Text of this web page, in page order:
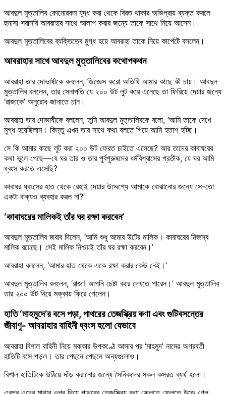
আবদুল মুত্তালিব কোনোরকম যুদ্ধ করা থেকে বিরত থাকার অভিপ্রায় ব্যক্ত করলে
হুনাসা সরাসরি আবরাহার সাথে আলাপ করার জন্যে তাকে সাথে নিয়ে আসেন।
আবদুল মুত্তালিবের ব্যক্তিত্বে মুগ্ধ হয়ে আবরাহা তাকে নিয়ে কার্পেটে বসলেন।
আবরাহার সাথে আবদুল মুত্তালিবের কথোপকথন
আবরাহা তার দোভাষীকে বললেন, জিজ্ঞেস করো অতিথি আমার কাছে কী চায়। আবদুল
মুত্তালিব বললেন, তার সেনাপতি যে ২০০ উট লুট করে এনেছে তা ফিরিয়ে দেয়ার জন্যে
‘রাজাকে’ অনুরোধ জানাতে চান।
আবরাহা তার দোভাষীকে বললেন, তুমি আবদুল মুত্তালিবকে বলো, ‘আমি তাকে দেখে
মুগ্ধ হয়েছিলাম। কিন্তু এখন তার সাথে কথা বলতে গিয়ে আমি হতাশ হচ্ছি।
সে কি আমার কাছে লুট করা ২০০ উট ফেরত চাইতে এসেছে? আর তাদের কাবাঘরের
কথা ভুলে গেছে—যে ঘর তার ও তার পূর্বপুরুষদের ধর্মবিশ্বাসের প্রতীক, যে ঘর আমি
ধ্বংস করতে এসেছি?
কাবাঘর ধ্বংসের হাত থেকে রেহাই দেয়ার উদ্দেশ্যে আমাকে বোঝানোর জন্যে সে-তো
একটা বাক্যও ব্যবহার করল না?’
‘কাবাঘরের মালিকই তাঁর ঘর রক্ষা করবেন’
আবদুল মুত্তালিব জবাব দিলেন, ‘আমি শুধু আমার উটের মালিক। কাবাঘরের নিজস্ব
মালিক রয়েছে। সেই মালিক নিশ্চয়ই তাঁর ঘর রক্ষা করবেন।’
আবরাহা বললেন, ‘আমার হাত থেকে একে রক্ষা করার কেউ নেই।’
আবদুল মুত্তালিব বললেন, ‘রাজা! আপনি চেষ্টা করে দেখতে পারেন।’ আবদুল মুত্তালিব
তার ২০০ উট নিয়ে মক্কায় ফিরে গেলেন।
হাতি ‘মাহমুদে’র বসে পড়া, পাথরের তেজস্ক্রিয় কণা এবং গুটিবসন্তের
জীবাণু- আবরাহার বাহিনী ধ্বংস হলো যেভাবে
আবরাহা বিশাল বাহিনী নিয়ে মক্কার উপকণ্ঠে আসার পর ‘মাহমুদ’ নামের অগ্রবর্তী
হাতিটি বসে পড়ল। তার পেছনে পেছনে অন্যগুলোও।
বিশাল হাতিটিকে উঠিয়ে দাঁড় করানোর জন্যে সৈনিকদের সকল কসরত ব্যর্থ হলো।